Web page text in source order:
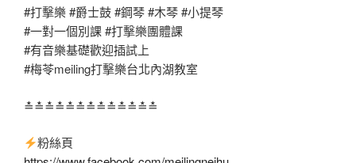
#打擊樂#爵士鼓#鋼琴#木琴#小提琴
#一對一個別課#打擊樂團體課
#有音樂基礎歡迎插試上
#梅苓meiling打擊樂台北內湖教室
≛≛≛≛≛≛≛≛≛≛≛≛≛
粉絲頁